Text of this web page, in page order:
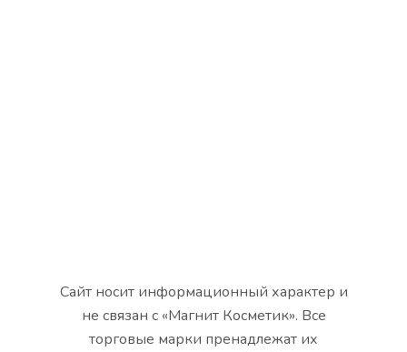
Сайт носит информационный характер и
не связан с «Магнит Косметик». Все
торговые марки пренадлежат их